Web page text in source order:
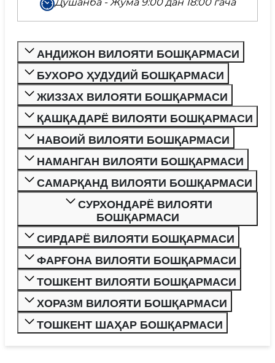
АНДИЖОН ВИЛОЯТИ БОШҚАРМАСИ
БУХОРО ҲУДУДИЙ БОШҚАРМАСИ
ЖИЗЗАХ ВИЛОЯТИ БОШҚАРМАСИ
ҚАШҚАДАРЁ ВИЛОЯТИ БОШҚАРМАСИ
НАВОИЙ ВИЛОЯТИ БОШҚАРМАСИ
НАМАНГАН ВИЛОЯТИ БОШҚАРМАСИ
САМАРҚАНД ВИЛОЯТИ БОШҚАРМАСИ
СУРХОНДАРЁ ВИЛОЯТИ
БОШҚАРМАСИ
СИРДАРЁ ВИЛОЯТИ БОШҚАРМАСИ
ФАРҒОНА ВИЛОЯТИ БОШҚАРМАСИ
ТОШКЕНТ ВИЛОЯТИ БОШҚАРМАСИ
ХОРАЗМ ВИЛОЯТИ БОШҚАРМАСИ
ТОШКЕНТ ШАҲАР БОШҚАРМАСИ